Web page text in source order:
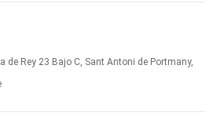
de Rey 23 Bajo C, Sant Antoni de Portmany,